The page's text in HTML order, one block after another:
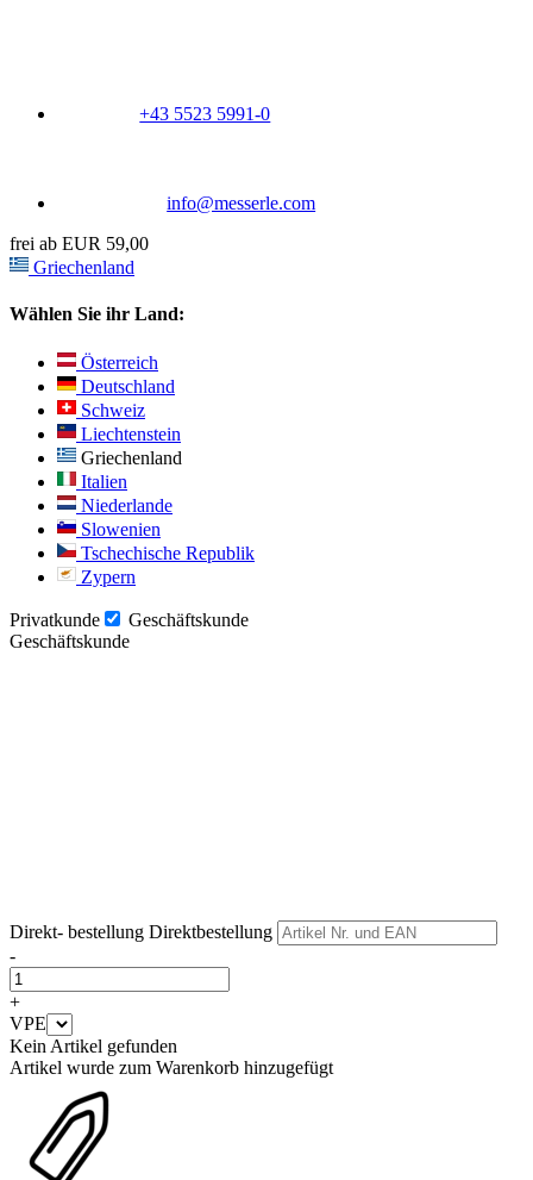
+43 5523 5991-0
info@messerle.com
frei ab EUR 59,00
Griechenland
Wählen Sie ihr Land:
Österreich
Deutschland
Schweiz
Liechtenstein
Griechenland
Italien
Niederlande
Slowenien
Tschechische Republik
Zypern
Privatkunde
Geschäftskunde
Geschäftskunde
Direkt- bestellung Direktbestellung
-
+
VPE
Kein Artikel gefunden
Artikel wurde zum Warenkorb hinzugefügt